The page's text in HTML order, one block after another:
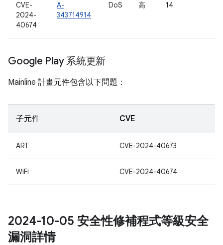
CVE-
2024-
40674
A-
343714914
DoS 高 14
Google Play 系統更新
Mainline 計畫元件包含以下問題：
子元件 CVE
ART CVE-2024-40673
WiFi CVE-2024-40674
2024-10-05 安全性修補程式等級安全
漏洞詳情